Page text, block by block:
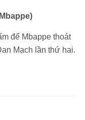
để Mbappe thoát
Mạch lần thứ hai.